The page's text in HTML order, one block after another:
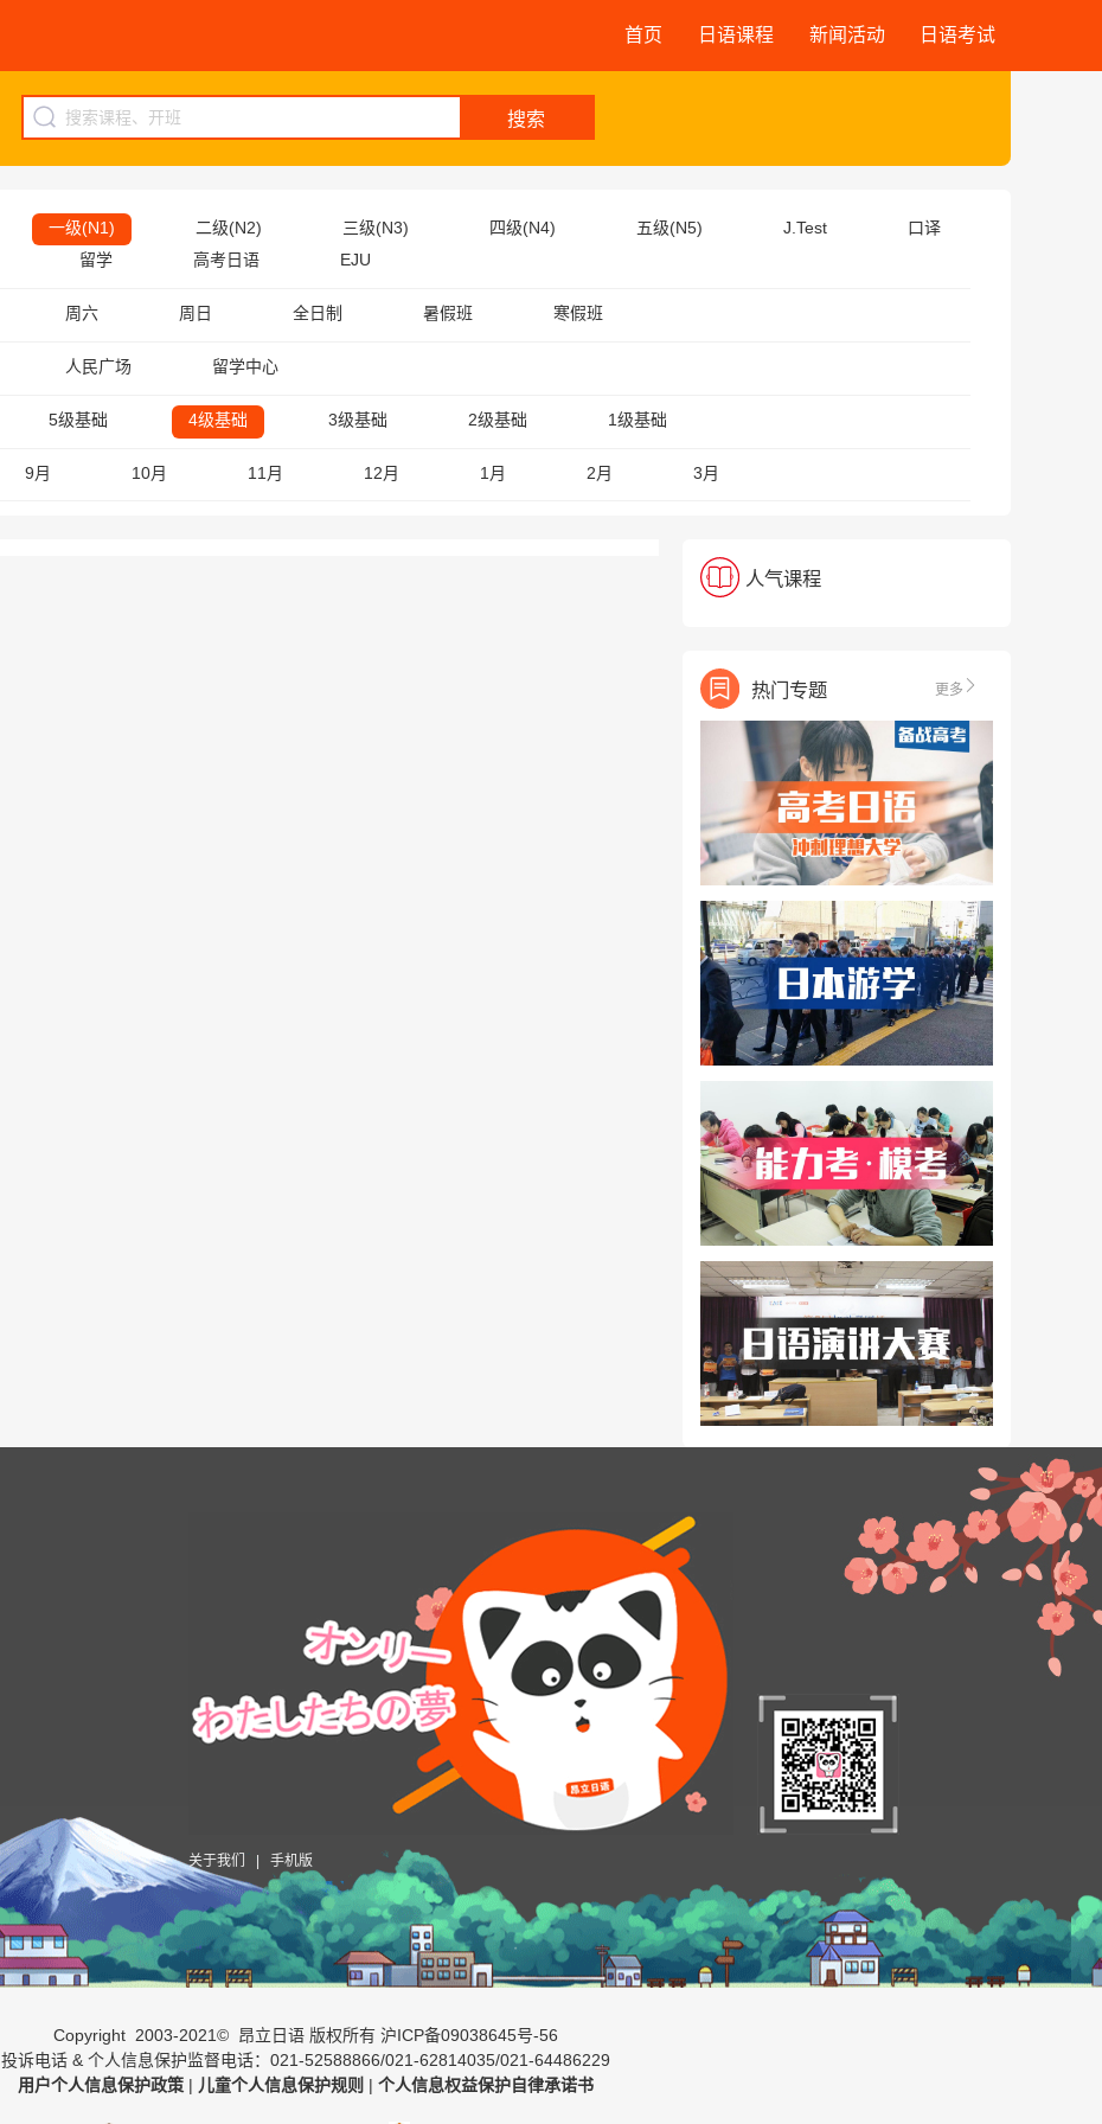
首页 日语课程 新闻活动 日语考试
搜索
一级(N1) 二级(N2) 三级(N3) 四级(N4) 五级(N5) J.Test
口译
留学 高考日语 EJU
周六 周日 全日制 暑假班 寒假班
人民广场 留学中心
5级基础 4级基础 3级基础 2级基础 1级基础
9月 10月 11月 12月 1月 2月 3月
人气课程
热门专题 更多
关于我们 手机版
Copyright 2003-2021© 昂立日语 版权所有 沪ICP备09038645号-56
投诉电话 & 个人信息保护监督电话：021-52588866/021-62814035/021-64486229
用户个人信息保护政策 | 儿童个人信息保护规则 | 个人信息权益保护自律承诺书